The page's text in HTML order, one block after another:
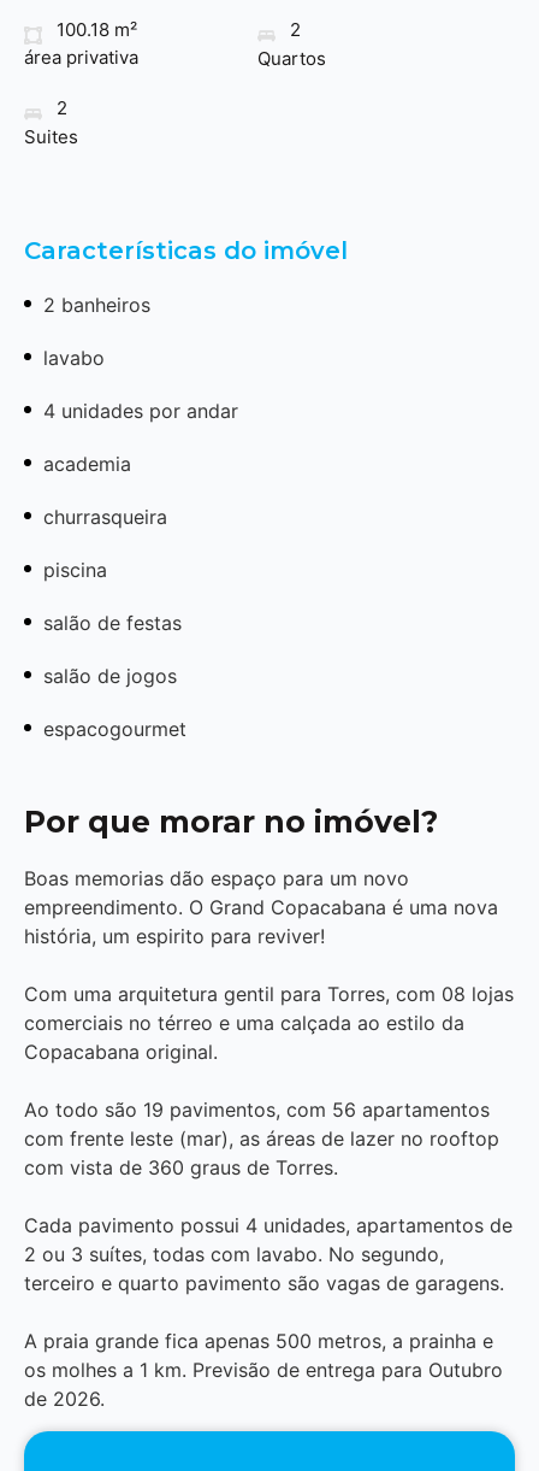
100.18 m²
área privativa
2
Quartos
2
Suites
Características do imóvel
2 banheiros
lavabo
4 unidades por andar
academia
churrasqueira
piscina
salão de festas
salão de jogos
espacogourmet
Por que morar no imóvel?
Boas memorias dão espaço para um novo
empreendimento. O Grand Copacabana é uma nova
história, um espirito para reviver!
Com uma arquitetura gentil para Torres, com 08 lojas
comerciais no térreo e uma calçada ao estilo da
Copacabana original.
Ao todo são 19 pavimentos, com 56 apartamentos
com frente leste (mar), as áreas de lazer no rooftop
com vista de 360 graus de Torres.
Cada pavimento possui 4 unidades, apartamentos de
2 ou 3 suítes, todas com lavabo. No segundo,
terceiro e quarto pavimento são vagas de garagens.
A praia grande fica apenas 500 metros, a prainha e
os molhes a 1 km. Previsão de entrega para Outubro
de 2026.